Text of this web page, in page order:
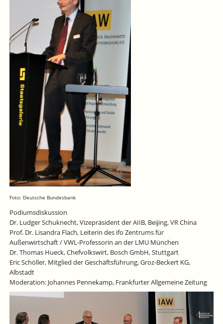
Foto: Deutsche Bundesbank
Podiumsdiskussion
Dr. Ludger Schuknecht, Vizepräsident der AIIB, Beijing, VR China
Prof. Dr. Lisandra Flach, Leiterin des ifo Zentrums für
Außenwirtschaft / VWL-Professorin an der LMU München
Dr. Thomas Hueck, Chefvolkswirt, Bosch GmbH, Stuttgart
Eric Schöller, Mitglied der Geschäftsführung, Groz-Beckert KG,
Albstadt
Moderation: Johannes Pennekamp, Frankfurter Allgemeine Zeitung